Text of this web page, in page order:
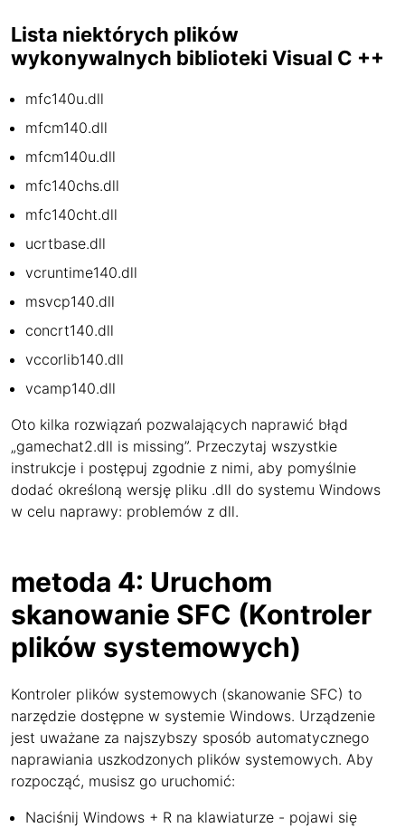
Lista niektórych plików
wykonywalnych biblioteki Visual C ++
mfc140u.dll
mfcm140.dll
mfcm140u.dll
mfc140chs.dll
mfc140cht.dll
ucrtbase.dll
vcruntime140.dll
msvcp140.dll
concrt140.dll
vccorlib140.dll
vcamp140.dll
Oto kilka rozwiązań pozwalających naprawić błąd
„gamechat2.dll is missing”. Przeczytaj wszystkie
instrukcje i postępuj zgodnie z nimi, aby pomyślnie
dodać określoną wersję pliku .dll do systemu Windows
w celu naprawy: problemów z dll.
metoda 4: Uruchom
skanowanie SFC (Kontroler
plików systemowych)
Kontroler plików systemowych (skanowanie SFC) to
narzędzie dostępne w systemie Windows. Urządzenie
jest uważane za najszybszy sposób automatycznego
naprawiania uszkodzonych plików systemowych. Aby
rozpocząć, musisz go uruchomić:
Naciśnij Windows + R na klawiaturze - pojawi się